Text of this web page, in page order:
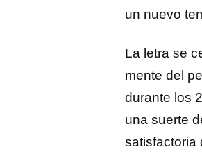
un nuevo
La letra se
mente del
durante los
una suerte
satisfactoria